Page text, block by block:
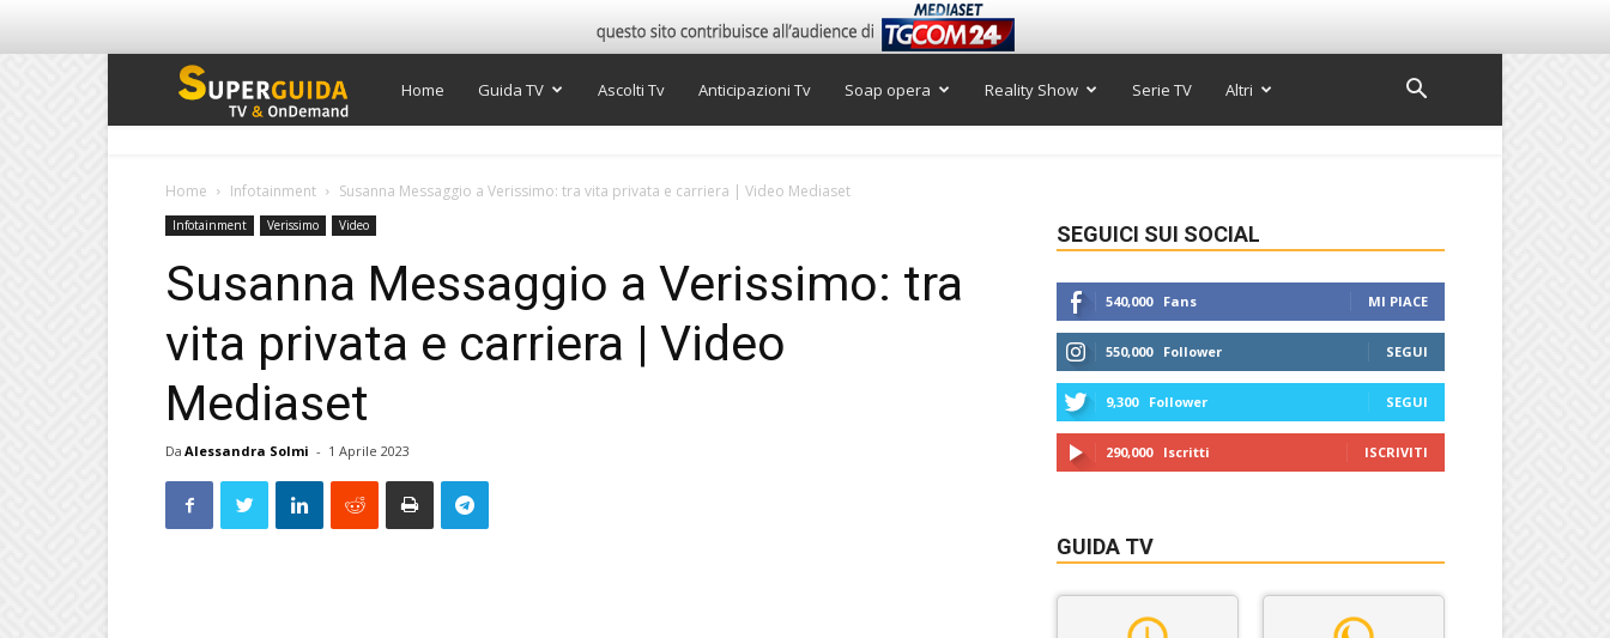
Super
Home Guida TV Ascolti Tv Anticipazioni Tv Soap opera Reality Show Serie TV Altri
Home Infotainment Susanna Messaggio a Verissimo: tra vita privata e carriera | Video Mediaset
Infotainment Verissimo Video
Susanna Messaggio a Verissimo: tra
vita privata e carriera | Video
Mediaset
Da Alessandra Solmi - 1 Aprile 2023
SEGUICI SUI SOCIAL
540,000 Fans MI PIACE
550,000 Follower SEGUI
9,300 Follower SEGUI
290,000 Iscritti ISCRIVITI
GUIDA TV